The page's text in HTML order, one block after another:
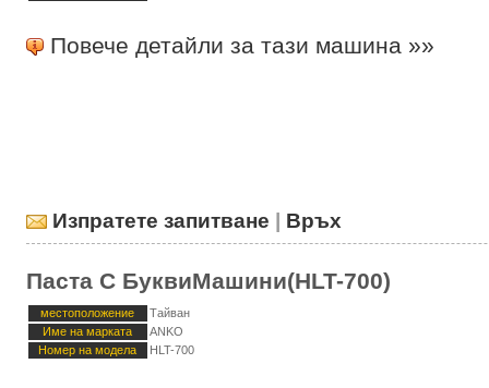
Повече детайли за тази машина »»
Изпратете запитване | Връх
Паста С БуквиМашини(HLT-700)
местоположение
Тайван
Име на марката
ANKO
Номер на модела
HLT-700